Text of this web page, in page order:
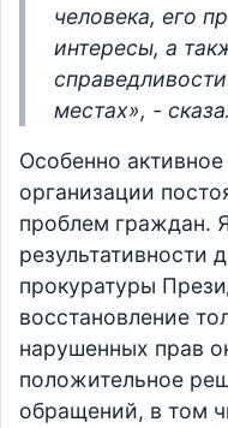
человека, его
интересы, а
местах», -
Особенно
организации
проблем граждан.
результативности
прокуратуры
восстановление
нарушенных прав
положительное
обращений, в том